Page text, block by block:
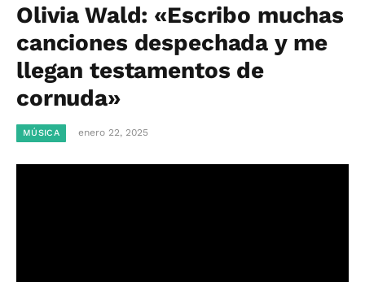
Olivia Wald: «Escribo muchas
canciones despechada y me
llegan testamentos de
cornuda»
MÚSICA enero 22, 2025